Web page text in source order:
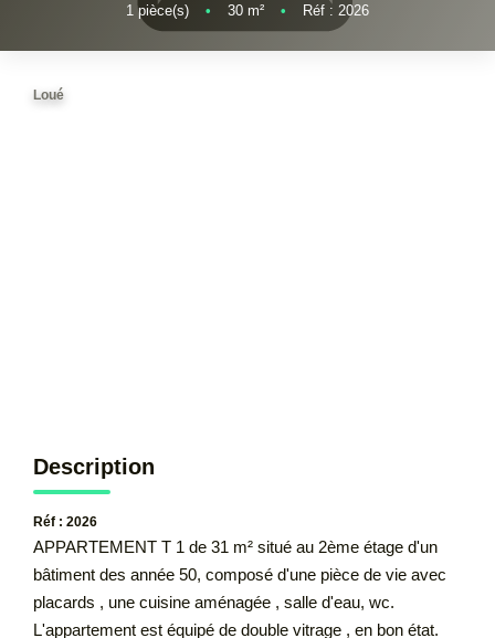
NOS BIENS VENDUS
1 pièce(s) • 30 m² • Réf : 2026
Loué
Description
Réf : 2026
APPARTEMENT T 1 de 31 m² situé au 2ème étage d'un
bâtiment des année 50, composé d'une pièce de vie avec
placards , une cuisine aménagée , salle d'eau, wc.
L'appartement est équipé de double vitrage , en bon état.